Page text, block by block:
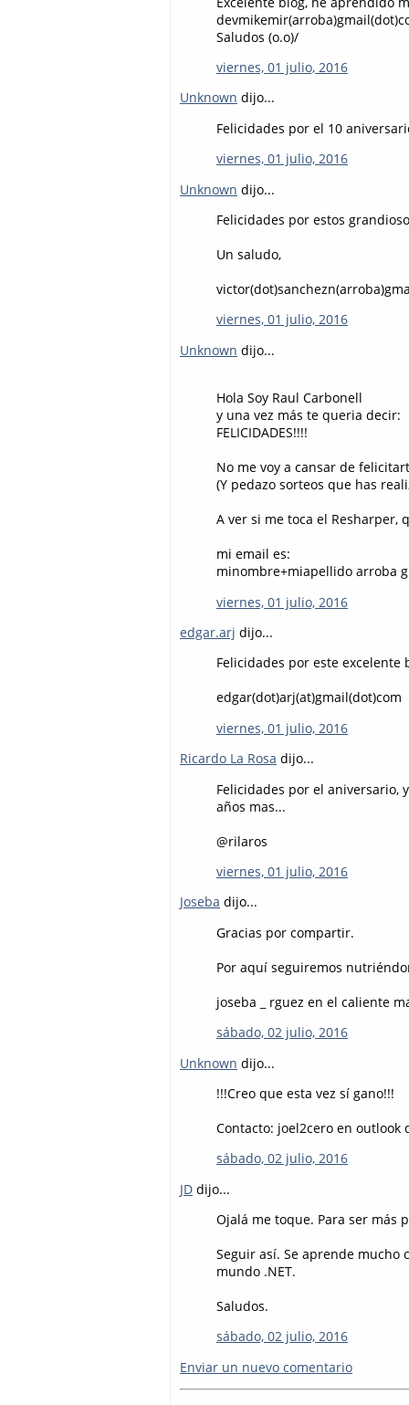
Saludos (o.o)/
viernes, 01 julio, 2016
Unknown dijo...
Felicidades por el 10
viernes, 01 julio, 2016
Unknown dijo...
Felicidades por estos
Un saludo,
viernes, 01 julio, 2016
Unknown dijo...
Hola Soy Raul Carbonell
y una vez más te queria decir:
FELICIDADES!!!!
No me voy a cansar de
(Y pedazo sorteos que has
A ver si me toca el Resharper,
mi email es:
minombre+miapellido arroba
viernes, 01 julio, 2016
edgar.arj dijo...
Felicidades por este
edgar(dot)arj(at)gmail(dot)com
viernes, 01 julio, 2016
Ricardo La Rosa dijo...
Felicidades por el aniversario,
años mas...
@rilaros
viernes, 01 julio, 2016
Joseba dijo...
Gracias por compartir.
Por aquí seguiremos
joseba _ rguez en el caliente
sábado, 02 julio, 2016
Unknown dijo...
!!!Creo que esta vez sí gano!!!
Contacto: joel2cero en outlook
sábado, 02 julio, 2016
JD dijo...
Ojalá me toque. Para ser más
Seguir así. Se aprende mucho
mundo .NET.
Saludos.
sábado, 02 julio, 2016
Enviar un nuevo comentario